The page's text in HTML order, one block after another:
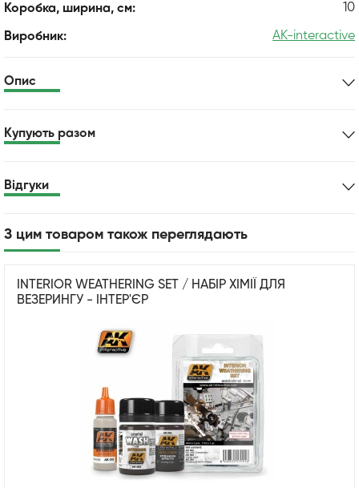
Коробка, ширина, см: 10
Виробник: AK-interactive
Опис
Купують разом
Відгуки
З цим товаром також переглядають
INTERIOR WEATHERING SET / НАБІР ХІМІЇ ДЛЯ
ВЕЗЕРИНГУ - ІНТЕР'ЄР